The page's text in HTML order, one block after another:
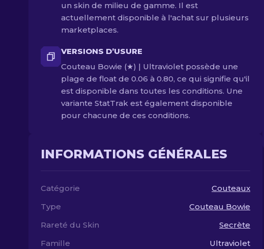
un skin de milieu de gamme. Il est
actuellement disponible à l'achat sur plusieurs
marketplaces.
VERSIONS D’USURE
Couteau Bowie (★) | Ultraviolet possède une
plage de float de 0.06 à 0.80, ce qui signifie qu'il
est disponible dans toutes les conditions. Une
variante StatTrak est également disponible
pour chacune de ces conditions.
INFORMATIONS GÉNÉRALES
Catégorie
Couteaux
Type
Couteau Bowie
Rareté du Skin
Secrète
Famille
Ultraviolet